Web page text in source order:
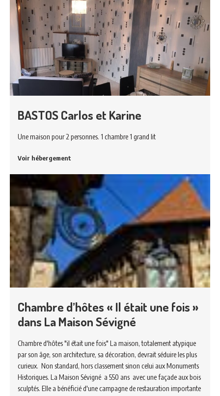
BASTOS Carlos et Karine
Une maison pour 2 personnes. 1 chambre 1 grand lit
Voir hébergement
Chambre d’hôtes « Il était une fois »
dans La Maison Sévigné
Chambre d'hôtes "il était une fois" La maison, totalement atypique
par son âge, son architecture, sa décoration, devrait séduire les plus
curieux. Non standard, hors classement sinon celui aux Monuments
Historiques. La Maison Sévigné a 550 ans avec une façade aux bois
sculptés. Elle a bénéficié d'une campagne de restauration importante